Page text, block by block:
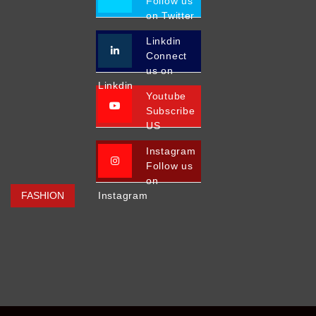
FASHION
on Twitter
Linkdin
Connect
us on
Linkdin
Youtube
Subscribe
US
Instagram
Follow us
on
Instagram